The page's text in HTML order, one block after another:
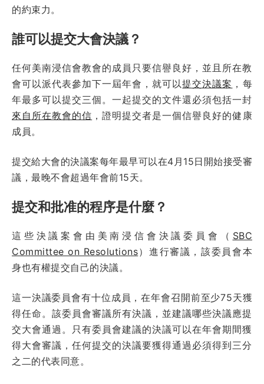
的約束力。
誰可以提交大會決議？
任何美南浸信會教會的成員只要信譽良好，並且所在教
會可以派代表參加下一屆年會，就可以提交決議案 ，每
年最多可以提交三個。一起提交的文件還必須包括一封
來自所在教會的信 ，證明提交者是一個信譽良好的健康
成員。
提交給大會的決議案每年最早可以在4月15日開始接受審
議，最晚不會超過年會前15天。
提交和批准的程序是什麼？
這些決議案會由美南浸信會決議委員會（ SBC
Committee on Resolutions）進行審議，該委員會本
身也有權提交自己的決議。
這一決議委員會有十位成員，在年會召開前至少75天獲
得任命。該委員會審議所有決議，並建議哪些決議應提
交大會通過。只有委員會建議的決議可以在年會期間獲
得大會審議，任何提交的決議要獲得通過必須得到三分
之二的代表同意。